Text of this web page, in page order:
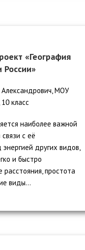
«География
России»
МОУ
класс
наиболее важной
с её
других видов,
и быстро
простота
виды...